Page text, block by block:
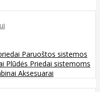
Paruoštos sistemos
Plūdės Priedai sistemoms
Aksesuarai